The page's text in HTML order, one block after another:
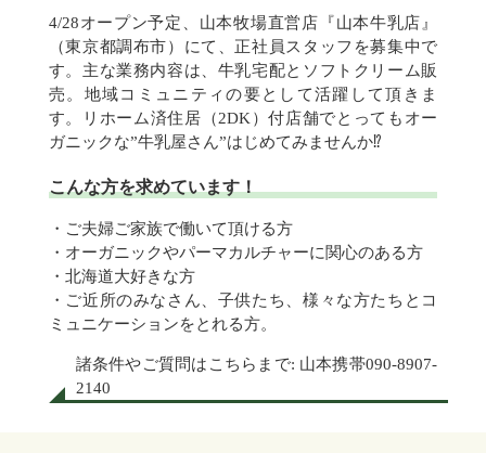
4/28オープン予定、山本牧場直営店『山本牛乳店』
（東京都調布市）にて、正社員スタッフを募集中で
す。主な業務内容は、牛乳宅配とソフトクリーム販
売。地域コミュニティの要として活躍して頂きま
す。リホーム済住居（2DK）付店舗でとってもオー
ガニックな”牛乳屋さん”はじめてみませんか⁉︎
こんな方を求めています！
・ご夫婦ご家族で働いて頂ける方
・オーガニックやパーマカルチャーに関心のある方
・北海道大好きな方
・ご近所のみなさん、子供たち、様々な方たちとコ
ミュニケーションをとれる方。
諸条件やご質問はこちらまで: 山本携帯090-8907-
2140